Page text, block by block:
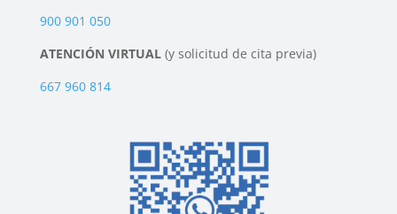
900 901 050
ATENCIÓN VIRTUAL (y solicitud de cita previa)
667 960 814